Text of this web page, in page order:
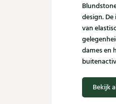
design.
van
dames en
Bekijk